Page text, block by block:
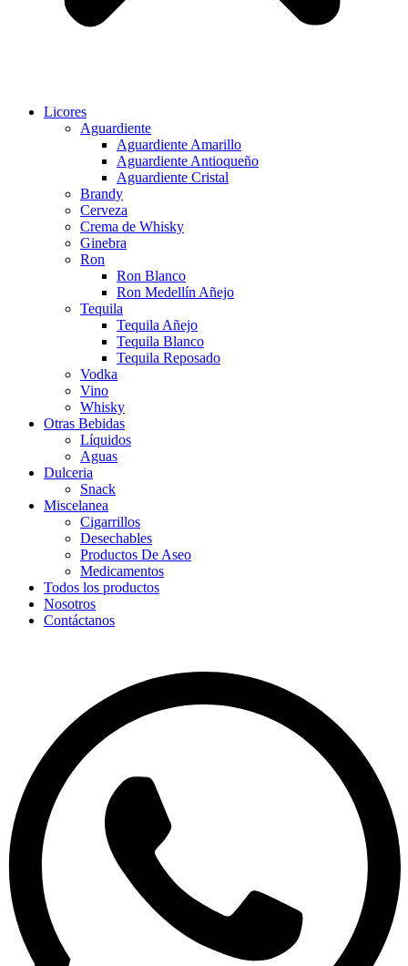
Licores
Aguardiente
Aguardiente Amarillo
Aguardiente Antioqueño
Aguardiente Cristal
Brandy
Cerveza
Crema de Whisky
Ginebra
Ron
Ron Blanco
Ron Medellín Añejo
Tequila
Tequila Añejo
Tequila Blanco
Tequila Reposado
Vodka
Vino
Whisky
Otras Bebidas
Líquidos
Aguas
Dulceria
Snack
Miscelanea
Cigarrillos
Desechables
Productos De Aseo
Medicamentos
Todos los productos
Nosotros
Contáctanos